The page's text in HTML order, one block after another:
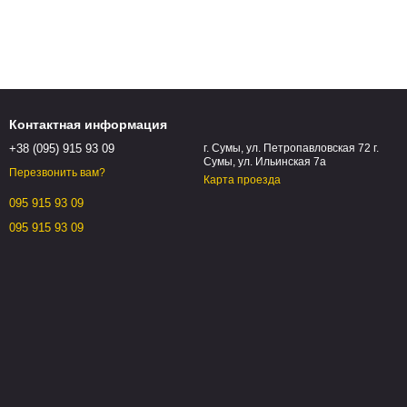
ферментацией в резервуарах. Выраженный фруктово-
игристое вино из него славится своей нежностью,
момента. Белое игристое полусухое — освежающее, со
и утонченность в одном бокале — вот, чем славится
розовым цветом.
Контактная информация
+38 (095) 915 93 09
Перезвонить вам?
095 915 93 09
095 915 93 09
г. Сумы, ул. Петропавловская 72 г.
Сумы, ул. Ильинская 7а
Карта проезда